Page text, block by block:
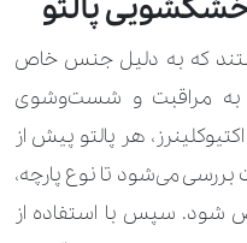
1.190.000 تومان
560.000 تومان
840.000 تومان
210.000 تومان
خشکشویی پالتو
که به دلیل جنس خاص
به مراقبت و شست‌وشوی
هر پالتو پیش از
می‌شود تا نوع پارچه،
شود. سپس با استفاده از